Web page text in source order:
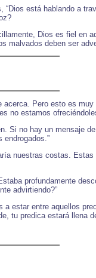
está hablando a
Dios es fiel en
malvados deben ser
Pero esto es
no estamos
Si no hay un mensaje
nuestras costas.
profundamente
advirtiendo?”
estar entre aquellos
tu predica estará llena